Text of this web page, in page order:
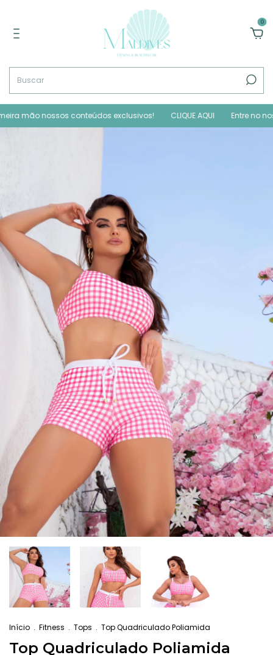
0
nossos conteúdos exclusivos! CLIQUE AQUI Entre no nosso
Início . Fitness . Tops . Top Quadriculado Poliamida
Top Quadriculado Poliamida